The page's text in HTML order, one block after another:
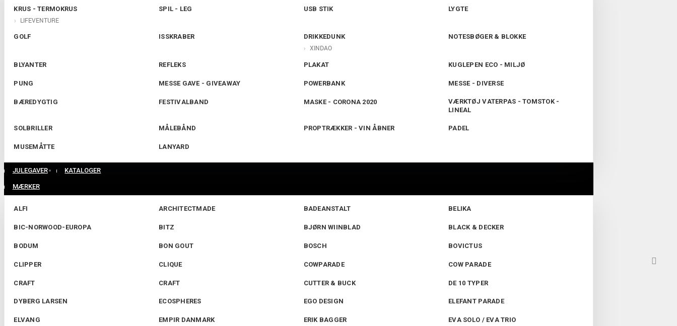

KRUS - TERMOKRUS
LIFEVENTURE
SPIL - LEG USB STIK LYGTE
GOLF ISSKRABER DRIKKEDUNK
XINDAO
NOTESBØGER & BLOKKE
BLYANTER REFLEKS PLAKAT KUGLEPEN ECO - MILJØ
PUNG MESSE GAVE - GIVEAWAY POWERBANK MESSE - DIVERSE
BÆREDYGTIG FESTIVALBAND MASKE - CORONA 2020
VÆRKTØJ VATERPAS - TOMSTOK -
LINEAL
SOLBRILLER MÅLEBÅND PROPTRÆKKER - VIN ÅBNER PADEL
MUSEMÅTTE LANYARD
MÆRKER
ALFI ARCHITECTMADE BADEANSTALT BELIKA
BIC-NORWOOD-EUROPA BITZ BJØRN WIINBLAD BLACK & DECKER
BODUM BON GOUT BOSCH BOVICTUS
CLIPPER CLIQUE COWPARADE COW PARADE
CRAFT CRAFT CUTTER & BUCK DE 10 TYPER
DYBERG LARSEN ECOSPHERES EGO DESIGN ELEFANT PARADE
ELVANG EMPIR DANMARK ERIK BAGGER EVA SOLO / EVA TRIO
KATALOGER
JULEGAVER